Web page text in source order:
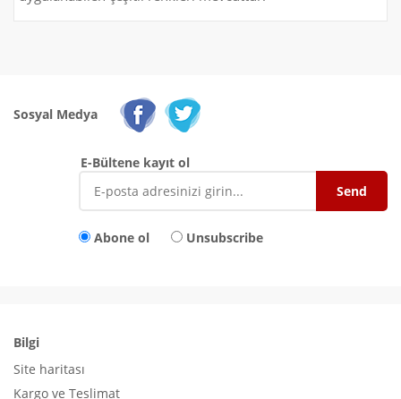
Sosyal Medya
E-Bültene kayıt ol
Abone ol Unsubscribe
Bilgi
Site haritası
Kargo ve Teslimat